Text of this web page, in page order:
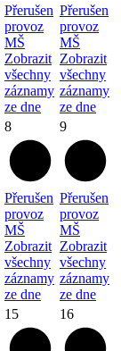
Přerušen
provoz
MŠ
Zobrazit
všechny
záznamy
ze dne
Přerušen
provoz
MŠ
Zobrazit
všechny
záznamy
ze dne
8
Přerušen
provoz
MŠ
Zobrazit
všechny
záznamy
ze dne
9
Přerušen
provoz
MŠ
Zobrazit
všechny
záznamy
ze dne
15 16